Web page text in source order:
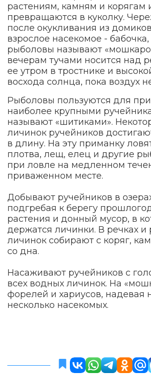
растениям, камням и корягам
превращаются в куколку.
после окукливания из
взрослое насекомое -
рыболовы называют
вечерам тучами носится над
ее утром в тростнике и
восхода солнца, пока воздух
Рыболовы пользуются для
наиболее крупными
называют «шитиками».
личинок ручейников
в длину. На эту приманку
плотва, лещ, елец и другие
при ловле на медленном
приваженном месте.
Добывают ручейников в
подгребая к берегу
растения и донный мусор, в
держатся личинки. В речках и
личинок собирают с коряг,
со дна.
Насаживают ручейников с
всех водных личинок. На
форелей и хариусов, надевая
несколько насекомых.